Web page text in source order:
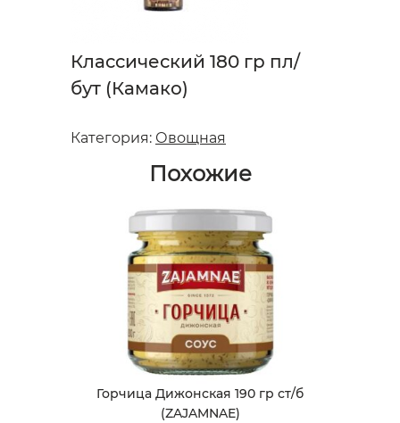
Классический 180 гр пл/
бут (Камако)
Категория: Овощная
Похожие
Горчица Дижонская 190 гр ст/б
(ZAJAMNAE)